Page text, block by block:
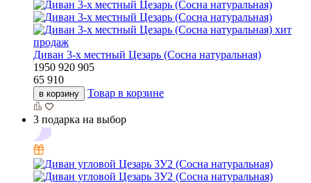
хит
продаж
Диван 3-х местный Цезарь (Сосна натуральная)
1950 920 905
65 910
в корзину Товар в корзине
3 подарка на выбор